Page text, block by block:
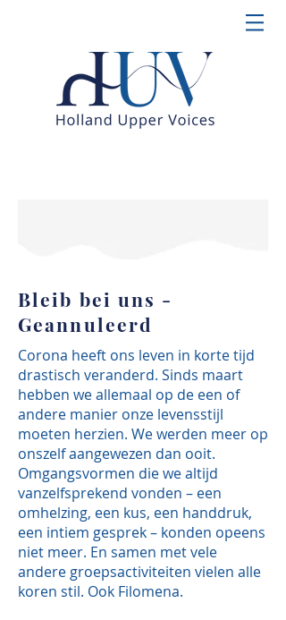
Bleib bei uns -
Geannuleerd
Corona heeft ons leven in korte tijd
drastisch veranderd. Sinds maart
hebben we allemaal op de een of
andere manier onze levensstijl
moeten herzien. We werden meer op
onszelf aangewezen dan ooit.
Omgangsvormen die we altijd
vanzelfsprekend vonden – een
omhelzing, een kus, een handdruk,
een intiem gesprek – konden opeens
niet meer. En samen met vele
andere groepsactiviteiten vielen alle
koren stil. Ook Filomena.